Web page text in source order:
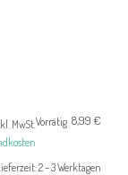
8,99 €
Vorrätig
MwSt.
2 – 3 Werktagen